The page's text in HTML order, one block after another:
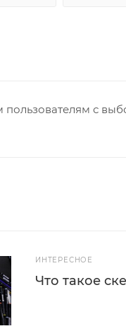
пользователям с
ИНТЕРЕСНОЕ
Что такое